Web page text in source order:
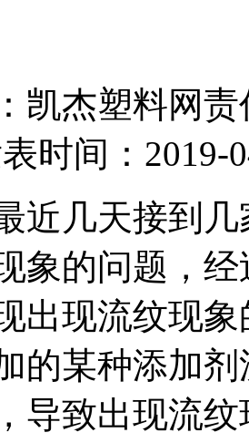
凯杰塑料网
时间：2019-
近几天接到几
象的问题，经
出现流纹现
的某种添加
导致出现流纹